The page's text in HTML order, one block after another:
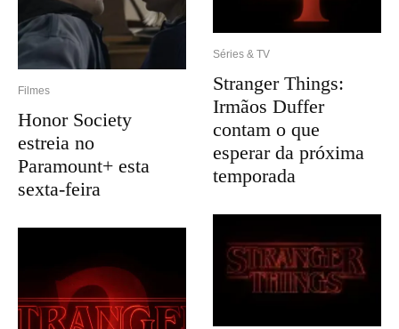
Filmes
Honor Society
estreia no
Paramount+ esta
sexta-feira
Séries & TV
Stranger Things:
Irmãos Duffer
contam o que
esperar da próxima
temporada